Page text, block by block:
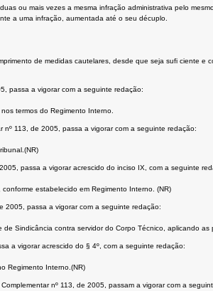
ou mais vezes a mesma infração administrativa pelo
a uma infração, aumentada até o seu décuplo.
de medidas cautelares, desde que seja sufi ciente
passa a vigorar com a seguinte redação:
termos do Regimento Interno.
113, de 2005, passa a vigorar com a seguinte redação:
passa a vigorar acrescido do inciso IX, com a seguinte
estabelecido em Regimento Interno. (NR)
2005, passa a vigorar com a seguinte redação:
de Sindicância contra servidor do Corpo Técnico, aplicando
a vigorar acrescido do § 4º, com a seguinte redação:
Regimento Interno.(NR)
nº 113, de 2005, passam a vigorar com a